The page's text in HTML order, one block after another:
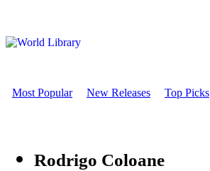
Most Popular New Releases Top Picks
Rodrigo Coloane